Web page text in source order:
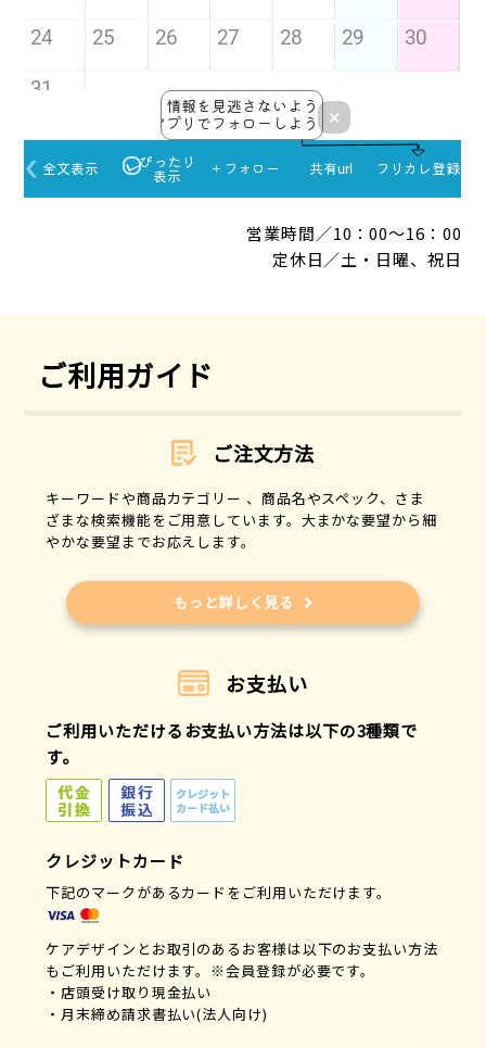
営業時間／10：00～16：00
定休日／土・日曜、祝日
ご利用ガイド
ご注文方法
キーワードや商品カテゴリー 、商品名やスペック、さま
ざまな検索機能をご用意しています。大まかな要望から細
やかな要望までお応えします。
もっと詳しく見る
お支払い
ご利用いただけるお支払い方法は以下の3種類で
す。
クレジットカード
下記のマークがあるカードをご利用いただけます。
ケアデザインとお取引のあるお客様は以下のお支払い方法
もご利用いただけます。※会員登録が必要です。
・店頭受け取り現金払い
・月末締め請求書払い(法人向け)